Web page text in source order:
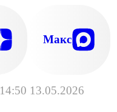
14:50 13.05.2026
Макс